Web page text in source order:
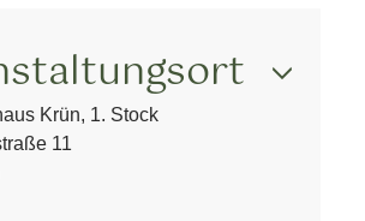
Krün, 1. Stock
11